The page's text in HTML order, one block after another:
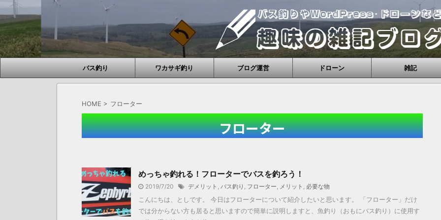
バス釣り ワカサギ釣り ブログ運営 ドローン 雑記
HOME > フローター
フローター
めっちゃ釣れる！フローターでバスを釣ろう！
2019/7/20 デメリット , バス釣り , フローター, メリット , 必要な物
こんにちは、としです。 今日はフローターについて紹介したいと思います。 「フローター」だけ
では分からない方も居ると思いますので簡単に説明しますと、魚釣り（おもにバス釣り）に使用す